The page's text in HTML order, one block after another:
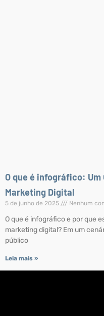
O que é infográfico: Um
Marketing Digital
5 de junho de 2025 Nenhum
O que é infográfico e por que
marketing digital? Em um
público
Leia mais »